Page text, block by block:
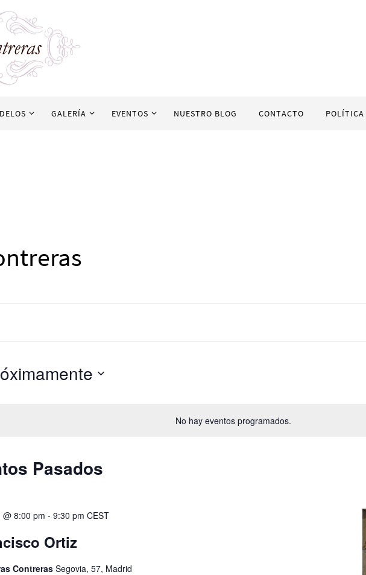
GALERÍA EVENTOS NUESTRO BLOG CONTACTO POLÍTICA
No hay eventos programados.
Pasados
@ 8:00 pm -9:30 pm CEST
Ortiz
ContrerasSegovia, 57, Madrid